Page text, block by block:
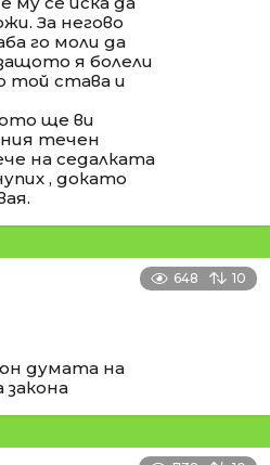
За негово
го моли да
я болели
той става и
ще ви
течен
на седалката
, докато
648 10
думата на